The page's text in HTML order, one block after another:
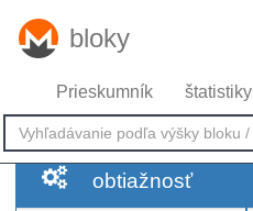
bloky
Prieskumník štatistiky
obtiažnosť